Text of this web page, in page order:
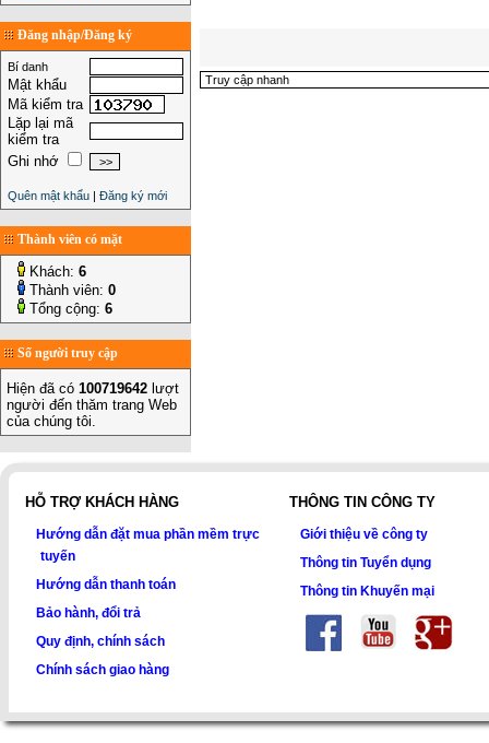
Đăng nhập/Đăng ký
Bí danh
Mật khẩu
Mã kiểm tra
Lặp lại mã
kiểm tra
Ghi nhớ
Quên mật khẩu | Đăng ký mới
Thành viên có mặt
Khách: 6
Thành viên: 0
Tổng cộng: 6
Số người truy cập
Hiện đã có 100719642 lượt
người đến thăm trang Web
của chúng tôi.
HỖ TRỢ KHÁCH HÀNG
Hướng dẫn đặt mua phần mềm trực
tuyến
Hướng dẫn thanh toán
Bảo hành, đổi trả
Quy định, chính sách
Chính sách giao hàng
THÔNG TIN CÔNG TY
Giới thiệu về công ty
Thông tin Tuyển dụng
Thông tin Khuyến mại